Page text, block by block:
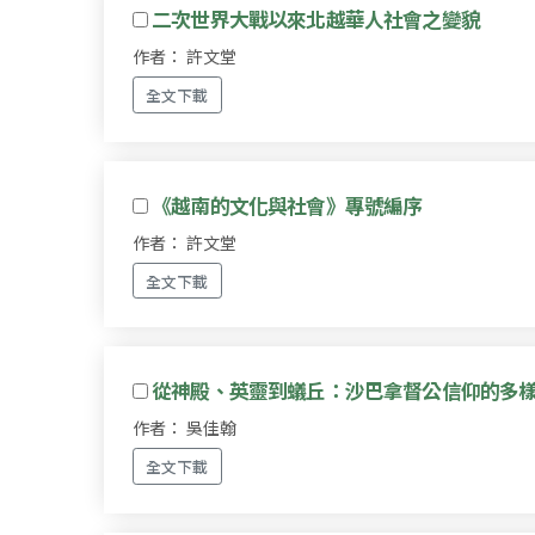
二次世界大戰以來北越華人社會之變貌
作者： 許文堂
全文下載
《越南的文化與社會》專號編序
作者： 許文堂
全文下載
從神殿、英靈到蟻丘：沙巴拿督公信仰的多
作者： 吳佳翰
全文下載